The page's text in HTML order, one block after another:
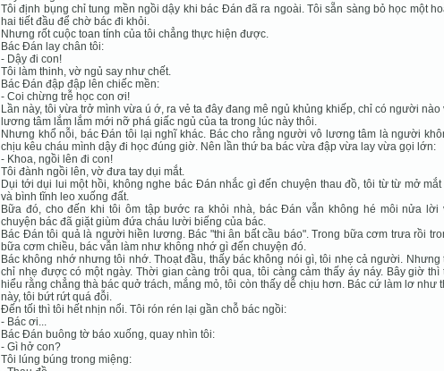
Tôi định bụng chỉ tung mền ngồi dậy khi bác Đán đã ra ngoài. Tôi sẵn sàng bỏ học một
hai tiết đầu để chờ bác đi khỏi.
Nhưng rốt cuộc toan tính của tôi chẳng thực hiện được.
Bác Đán lay chân tôi:
- Dậy đi con!
Tôi làm thinh, vờ ngủ say như chết.
Bác Đán đập đập lên chiếc mền:
- Coi chừng trễ học con ơi!
Lần này, tôi vừa trở mình vừa ú ớ, ra vẻ ta đây đang mê ngủ khủng khiếp, chỉ có người nào
lương tâm lắm lắm mới nỡ phá giấc ngủ của ta trong lúc này thôi.
Nhưng khổ nỗi, bác Đán tôi lại nghĩ khác. Bác cho rằng người vô lương tâm là người
chịu kêu cháu mình dậy đi học đúng giờ. Nên lần thứ ba bác vừa đập vừa lay vừa gọi lớn:
- Khoa, ngồi lên đi con!
Tôi đành ngồi lên, vờ đưa tay dụi mắt.
Dụi tới dụi lui một hồi, không nghe bác Đán nhắc gì đến chuyện thau đồ, tôi từ từ mở mắt
và bình tĩnh leo xuống đất.
Bữa đó, cho đến khi tôi ôm tập bước ra khỏi nhà, bác Đán vẫn không hé môi nửa lời
chuyện bác đã giặt giùm đứa cháu lười biếng của bác.
Bác Đán tôi quả là người hiền lương. Bác "thi ân bất cầu báo". Trong bữa cơm trưa rồi
bữa cơm chiều, bác vẫn làm như không nhớ gì đến chuyện đó.
Bác không nhớ nhưng tôi nhớ. Thoạt đầu, thấy bác không nói gì, tôi nhẹ cả người. Nhưng
chỉ nhẹ được có một ngày. Thời gian càng trôi qua, tôi càng cảm thấy áy náy. Bây giờ thì
hiểu rằng chẳng thà bác quở trách, mắng mỏ, tôi còn thấy dễ chịu hơn. Bác cứ làm lơ như
này, tôi bứt rứt quá đỗi.
Đến tối thì tôi hết nhịn nổi. Tôi rón rén lại gần chỗ bác ngồi:
- Bác ơi...
Bác Đán buông tờ báo xuống, quay nhìn tôi:
- Gì hở con?
Tôi lúng búng trong miệng: